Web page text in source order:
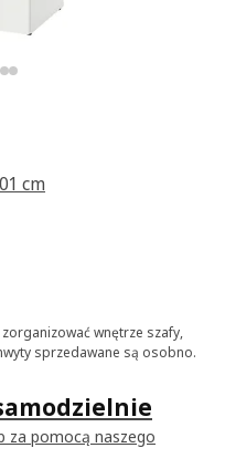
cm
wnętrze szafy,
sprzedawane są osobno.
za pomocą naszego